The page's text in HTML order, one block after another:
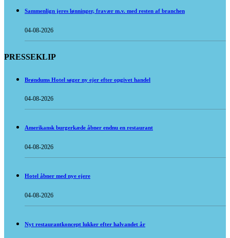
Sammenlign jeres lønninger, fravær m.v. med resten af branchen
04-08-2026
PRESSEKLIP
Brøndums Hotel søger ny ejer efter opgivet handel
04-08-2026
Amerikansk burgerkæde åbner endnu en restaurant
04-08-2026
Hotel åbner med nye ejere
04-08-2026
Nyt restaurantkoncept lukker efter halvandet år